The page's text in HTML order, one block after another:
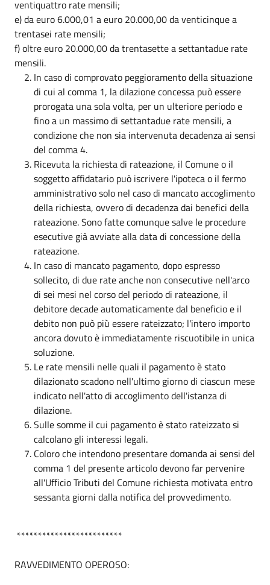
ventiquattro rate mensili;
e) da euro 6.000,01 a euro 20.000,00 da venticinque a
trentasei rate mensili;
f) oltre euro 20.000,00 da trentasette a settantadue rate
mensili.
In caso di comprovato peggioramento della situazione
di cui al comma 1, la dilazione concessa può essere
prorogata una sola volta, per un ulteriore periodo e
fino a un massimo di settantadue rate mensili, a
condizione che non sia intervenuta decadenza ai sensi
del comma 4.
Ricevuta la richiesta di rateazione, il Comune o il
soggetto affidatario può iscrivere l'ipoteca o il fermo
amministrativo solo nel caso di mancato accoglimento
della richiesta, ovvero di decadenza dai benefici della
rateazione. Sono fatte comunque salve le procedure
esecutive già avviate alla data di concessione della
rateazione.
In caso di mancato pagamento, dopo espresso
sollecito, di due rate anche non consecutive nell'arco
di sei mesi nel corso del periodo di rateazione, il
debitore decade automaticamente dal beneficio e il
debito non può più essere rateizzato; l'intero importo
ancora dovuto è immediatamente riscuotibile in unica
soluzione.
Le rate mensili nelle quali il pagamento è stato
dilazionato scadono nell'ultimo giorno di ciascun mese
indicato nell'atto di accoglimento dell'istanza di
dilazione.
Sulle somme il cui pagamento è stato rateizzato si
calcolano gli interessi legali.
Coloro che intendono presentare domanda ai sensi del
comma 1 del presente articolo devono far pervenire
all'Ufficio Tributi del Comune richiesta motivata entro
sessanta giorni dalla notifica del provvedimento.
*************************
RAVVEDIMENTO OPEROSO: